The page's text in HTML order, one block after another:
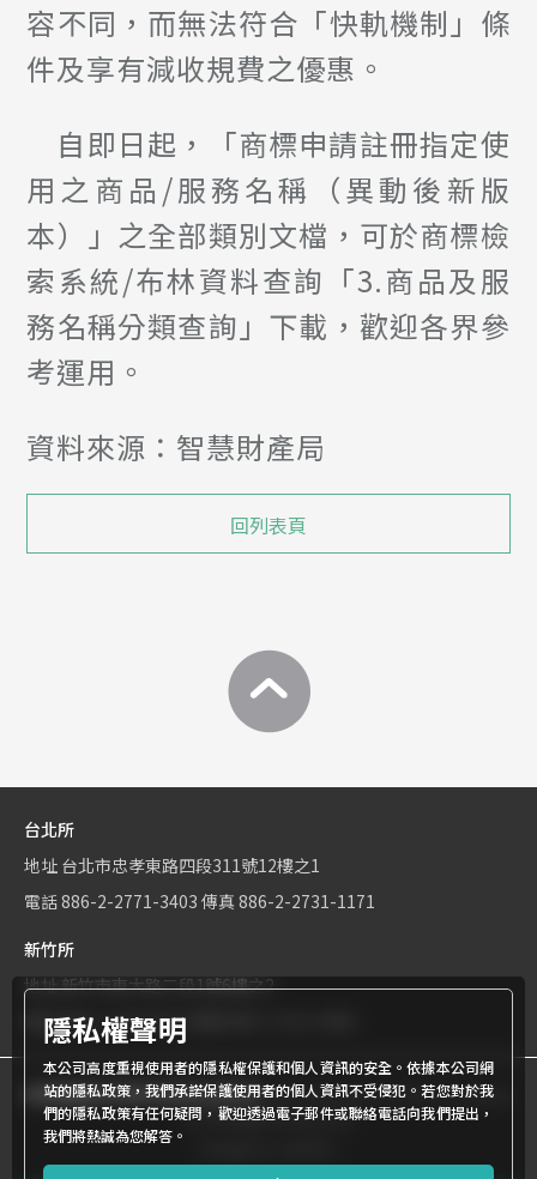
容不同，而無法符合「快軌機制」條
件及享有減收規費之優惠。
自即日起，「商標申請註冊指定使
用之商品/服務名稱（異動後新版
本）」之全部類別文檔，可於商標檢
索系統/布林資料查詢「3.商品及服
務名稱分類查詢」下載，歡迎各界參
考運用。
資料來源：智慧財產局
回列表頁
台北所
地址 台北市忠孝東路四段311號12樓之1
電話886-2-2771-3403 傳真 886-2-2731-1171
新竹所
地址新竹市東大路二段1號6樓之2
電話886-3-534-9161
商標權屬世界專利有限公司所有© World Patent Limited Company
Inc All Rights Reserved.
隱私權聲明
本公司高度重視使用者的隱私權保護和個人資訊的安全。依據本公司網
站的隱私政策，我們承諾保護使用者的個人資訊不受侵犯。若您對於我
們的隱私政策有任何疑問，歡迎透過電子郵件或聯絡電話向我們提出，
我們將熱誠為您解答。